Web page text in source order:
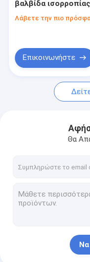
Υδραυλικές
υδραυλική
Υδραυλικές
Μηχανή πακέτων
διπλής ενέργειας
βαλβίδα ισορροπίας
Λάβετε την πιο
Επικοινωνήστε
Θα
Να